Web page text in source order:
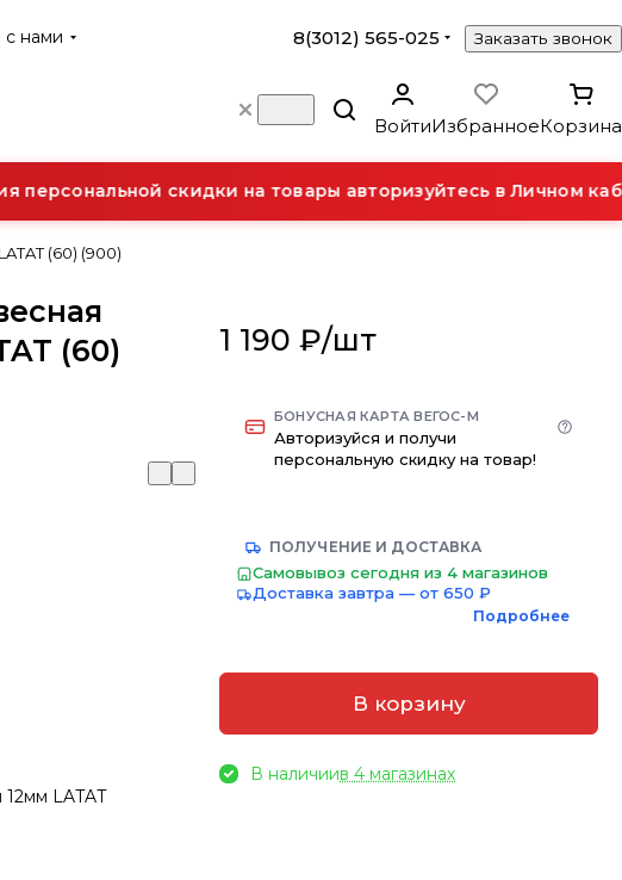
с нами 8(3012) 565-025 Заказать звонок
ВойтиИзбранноеКорзина
персональной скидки на товары авторизуйтесь в Личном
(60) (900)
(60)
12мм LATAT
1 190 ₽/шт
БОНУСНАЯ КАРТА ВЕГОС-М
Авторизуйся и получи
персональную скидку на товар!
ПОЛУЧЕНИЕ И ДОСТАВКА
Самовывоз сегодня из 4 магазинов
Доставка завтра — от 650 ₽
Подробнее
В корзину
В наличиив 4 магазинах